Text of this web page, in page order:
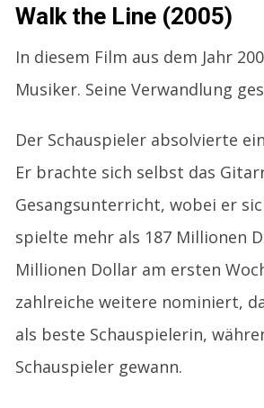
Walk the Line (2005)
In diesem Film aus dem Jahr
Musiker. Seine Verwandlung
Der Schauspieler absolvierte
Er brachte sich selbst das
Gesangsunterricht, wobei er
spielte mehr als 187 Millionen
Millionen Dollar am ersten
zahlreiche weitere nominiert,
als beste Schauspielerin,
Schauspieler gewann.